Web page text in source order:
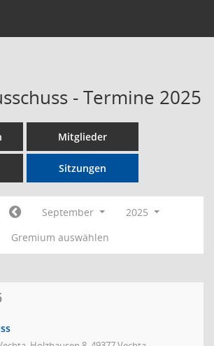
- Termine 2025
Mitglieder
Sitzungen
September
2025
Gremium auswählen